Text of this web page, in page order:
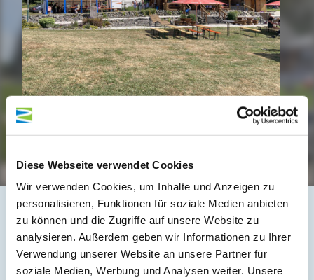
Diese Webseite verwendet Cookies
Wir verwenden Cookies, um Inhalte und Anzeigen zu
personalisieren, Funktionen für soziale Medien anbieten
zu können und die Zugriffe auf unsere Website zu
analysieren. Außerdem geben wir Informationen zu Ihrer
Verwendung unserer Website an unsere Partner für
soziale Medien, Werbung und Analysen weiter. Unsere
Auf der Karte
Preisstraße 14